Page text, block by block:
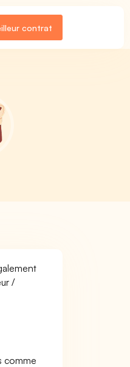
contrat
/
comme